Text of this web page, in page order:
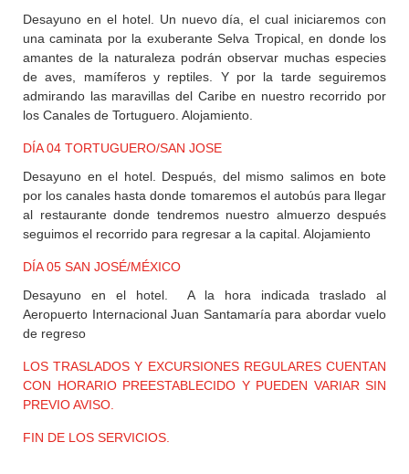
Desayuno en el hotel. Un nuevo día, el cual iniciaremos con
una caminata por la exuberante Selva Tropical, en donde los
amantes de la naturaleza podrán observar muchas especies
de aves, mamíferos y reptiles. Y por la tarde seguiremos
admirando las maravillas del Caribe en nuestro recorrido por
los Canales de Tortuguero. Alojamiento.
DÍA 04 TORTUGUERO/SAN JOSE
Desayuno en el hotel. Después, del mismo salimos en bote
por los canales hasta donde tomaremos el autobús para llegar
al restaurante donde tendremos nuestro almuerzo después
seguimos el recorrido para regresar a la capital. Alojamiento
DÍA 05 SAN JOSÉ/MÉXICO
Desayuno en el hotel. A la hora indicada traslado al
Aeropuerto Internacional Juan Santamaría para abordar vuelo
de regreso
LOS TRASLADOS Y EXCURSIONES REGULARES CUENTAN
CON HORARIO PREESTABLECIDO Y PUEDEN VARIAR SIN
PREVIO AVISO.
FIN DE LOS SERVICIOS.